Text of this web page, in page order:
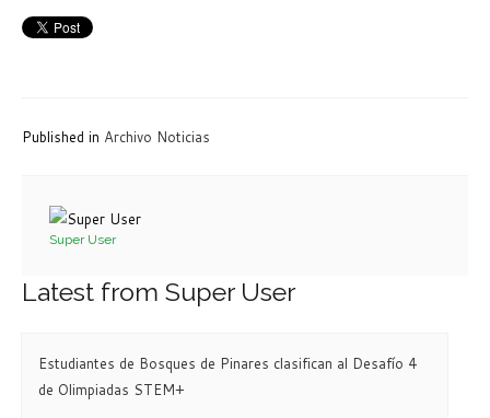
Published in Archivo Noticias
Super User
Latest from Super User
Estudiantes de Bosques de Pinares clasifican al Desafío 4
de Olimpiadas STEM+